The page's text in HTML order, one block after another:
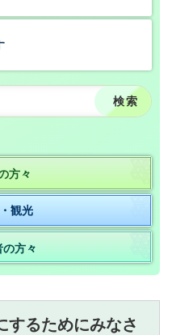
方々
観光
方々
するためにみなさ